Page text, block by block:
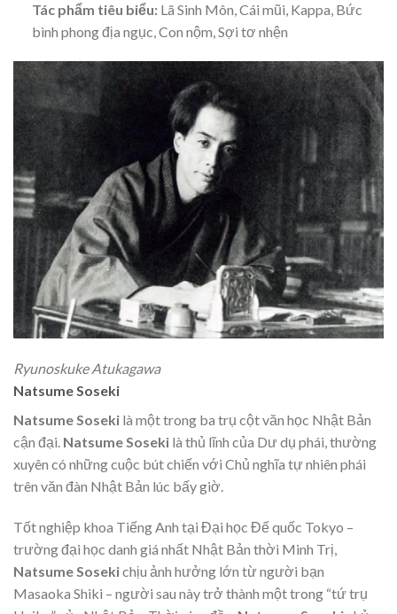
Tác phẩm tiêu biểu:Lã Sinh Môn, Cái mũi, Kappa, Bức
bình phong địa ngục, Con nộm, Sợi tơ nhện
Ryunoskuke Atukagawa
Natsume Soseki
Natsume Soseki là một trong ba trụ cột văn học Nhật Bản
cận đại. Natsume Soseki là thủ lĩnh của Dư dụ phái, thường
xuyên có những cuộc bút chiến với Chủ nghĩa tự nhiên phái
trên văn đàn Nhật Bản lúc bấy giờ.
Tốt nghiệp khoa Tiếng Anh tại Đại học Đế quốc Tokyo –
trường đại học danh giá nhất Nhật Bản thời Minh Trị,
Natsume Sosekichịu ảnh hưởng lớn từ người bạn
Masaoka Shiki – người sau này trở thành một trong “tứ trụ